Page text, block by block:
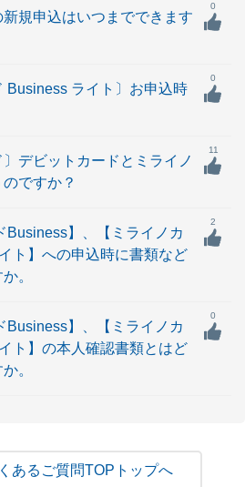
新規申込はいつまでできます
0
Business ライト〕お申込時
0
〕デビットカードとミライノ
ですか？
11
Business】、【ミライノカ
ト】への申込時に書類など
。
2
Business】、【ミライノカ
ト】の本人確認書類とはど
。
0
あるご質問TOPトップへ